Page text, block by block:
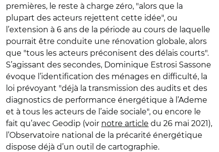
premières, le reste à charge zéro, "alors que la
plupart des acteurs rejettent cette idée", ou
l’extension à 6 ans de la période au cours de laquelle
pourrait être conduite une rénovation globale, alors
que "tous les acteurs préconisent des délais courts".
S’agissant des secondes, Dominique Estrosi Sassone
évoque l’identification des ménages en difficulté, la
loi prévoyant "déjà la transmission des audits et des
diagnostics de performance énergétique à l’Ademe
et à tous les acteurs de l’aide sociale", ou encore le
fait qu’avec Geodip (voir notre article du 26 mai 2021),
l’Observatoire national de la précarité énergétique
dispose déjà d’un outil de cartographie.